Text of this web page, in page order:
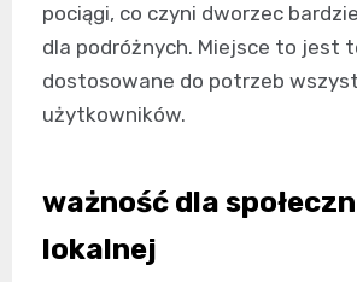
pociągi, co czyni dworzec
dla podróżnych. Miejsce to jest
dostosowane do potrzeb
użytkowników.
ważność dla
lokalnej